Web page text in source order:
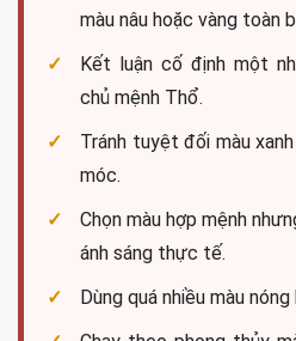
màu nâu hoặc vàng toàn
Kết luận cố định một
chủ mệnh Thổ.
Tránh tuyệt đối màu
móc.
Chọn màu hợp mệnh
ánh sáng thực tế.
Dùng quá nhiều màu